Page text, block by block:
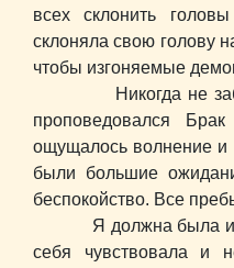
всех склонить
склоняла свою голову
чтобы изгоняемые
Никогда не
проповедовался
ощущалось волнение и
были большие
беспокойство. Все
Я должна была
себя чувствовала и